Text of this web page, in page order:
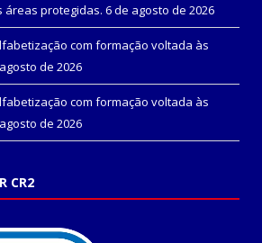
áreas protegidas. 6 de agosto de 2026
com formação voltada às
de 2026
com formação voltada às
de 2026
CR2